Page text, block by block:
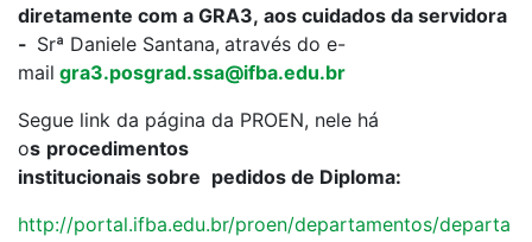
diretamente com a GRA3, aos cuidados da servidora
- Srª Daniele Santana, através do e-
mail gra3.posgrad.ssa@ifba.edu.br
Segue link da página da PROEN, nele há
os procedimentos
institucionais sobre pedidos de Diploma:
http://portal.ifba.edu.br/proen/departamentos/departa